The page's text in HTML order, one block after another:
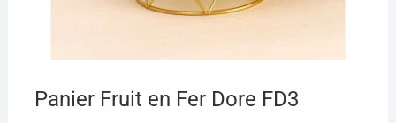
Panier Fruit en Fer Dore FD3